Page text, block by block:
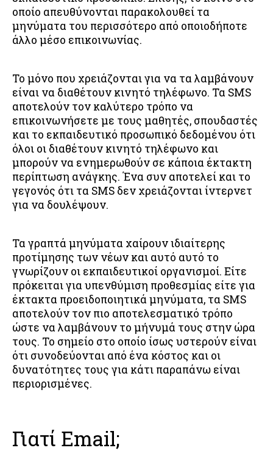
οποίο απευθύνονται παρακολουθεί τα
μηνύματα του περισσότερο από οποιοδήποτε
άλλο μέσο επικοινωνίας.
Το μόνο που χρειάζονται για να τα λαμβάνουν
είναι να διαθέτουν κινητό τηλέφωνο. Τα SMS
αποτελούν τον καλύτερο τρόπο να
επικοινωνήσετε με τους μαθητές, σπουδαστές
και το εκπαιδευτικό προσωπικό δεδομένου ότι
όλοι οι διαθέτουν κινητό τηλέφωνο και
μπορούν να ενημερωθούν σε κάποια έκτακτη
περίπτωση ανάγκης. Ένα συν αποτελεί και το
γεγονός ότι τα SMS δεν χρειάζονται ίντερνετ
για να δουλέψουν.
Τα γραπτά μηνύματα χαίρουν ιδιαίτερης
προτίμησης των νέων και αυτό αυτό το
γνωρίζουν οι εκπαιδευτικοί οργανισμοί. Είτε
πρόκειται για υπενθύμιση προθεσμίας είτε για
έκτακτα προειδοποιητικά μηνύματα, τα SMS
αποτελούν τον πιο αποτελεσματικό τρόπο
ώστε να λαμβάνουν το μήνυμά τους στην ώρα
τους. Το σημείο στο οποίο ίσως υστερούν είναι
ότι συνοδεύονται από ένα κόστος και οι
δυνατότητες τους για κάτι παραπάνω είναι
περιορισμένες.
Γιατί Email;